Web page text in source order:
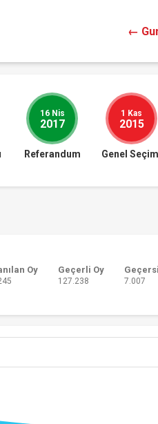
←
16 Nis
2017
Referandum
1 Kas
2015
Genel
Oy Geçerli Oy
127.238 7.007